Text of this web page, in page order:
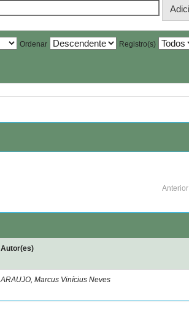
Ordenar Registro(s)
Anterior
Autor(es)
ARAUJO, Marcus Vinícius Neves